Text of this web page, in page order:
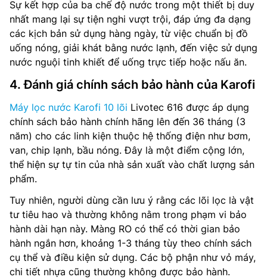
Sự kết hợp của ba chế độ nước trong một thiết bị duy
nhất mang lại sự tiện nghi vượt trội, đáp ứng đa dạng
các kịch bản sử dụng hàng ngày, từ việc chuẩn bị đồ
uống nóng, giải khát bằng nước lạnh, đến việc sử dụng
nước nguội tinh khiết để uống trực tiếp hoặc nấu ăn.
4. Đánh giá chính sách bảo hành của Karofi
Máy lọc nước Karofi 10 lõi Livotec 616 được áp dụng
chính sách bảo hành chính hãng lên đến 36 tháng (3
năm) cho các linh kiện thuộc hệ thống điện như bơm,
van, chip lạnh, bầu nóng. Đây là một điểm cộng lớn,
thể hiện sự tự tin của nhà sản xuất vào chất lượng sản
phẩm.
Tuy nhiên, người dùng cần lưu ý rằng các lõi lọc là vật
tư tiêu hao và thường không nằm trong phạm vi bảo
hành dài hạn này. Màng RO có thể có thời gian bảo
hành ngắn hơn, khoảng 1-3 tháng tùy theo chính sách
cụ thể và điều kiện sử dụng. Các bộ phận như vỏ máy,
chi tiết nhựa cũng thường không được bảo hành.